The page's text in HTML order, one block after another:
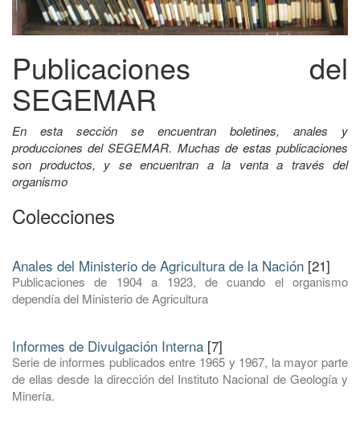
Publicaciones del
SEGEMAR
En esta sección se encuentran boletines, anales y
producciones del SEGEMAR. Muchas de estas publicaciones
son productos, y se encuentran a la venta a través del
organismo
Colecciones
Anales del Ministerio de Agricultura de la Nación [21]
Publicaciones de 1904 a 1923, de cuando el organismo
dependía del Ministerio de Agricultura
Informes de Divulgación Interna [7]
Serie de informes publicados entre 1965 y 1967, la mayor parte
de ellas desde la dirección del Instituto Nacional de Geología y
Minería.